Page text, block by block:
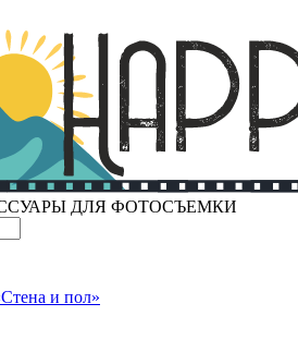
ДЛЯ ФОТОСЪЕМКИ
и пол»